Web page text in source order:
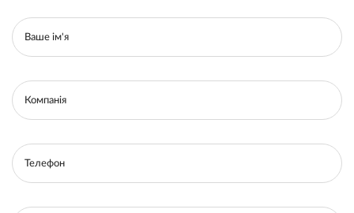
Ваше ім'я
Компанія
Телефон